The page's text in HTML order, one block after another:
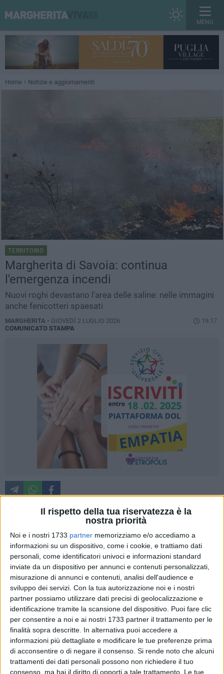
Il rispetto della tua riservatezza è la
nostra priorità
Noi e i nostri 1733 partner memorizziamo e/o accediamo a
informazioni su un dispositivo, come i cookie, e trattiamo dati
personali, come identificatori univoci e informazioni standard
inviate da un dispositivo per annunci e contenuti personalizzati,
misurazione di annunci e contenuti, analisi dell'audience e
sviluppo dei servizi. Con la tua autorizzazione noi e i nostri
partner possiamo utilizzare dati precisi di geolocalizzazione e
identificazione tramite la scansione del dispositivo. Puoi fare clic
per consentire a noi e ai nostri 1733 partner il trattamento per le
finalità sopra descritte. In alternativa puoi accedere a
informazioni più dettagliate e modificare le tue preferenze prima
di acconsentire o di negare il consenso. Si rende noto che alcuni
trattamenti dei dati personali possono non richiedere il tuo
consenso, ma hai il diritto di opporti a tale trattamento. Le tue
MENU
Home Notizie e aggiornamenti
TERRITORIO
Margherita di Savoia: continua
l'emergenza incendi
Nuovi roghi devastano l'area delle saline: nelle immagini
anche fenicotteri spaesati
MARGHERITA - GIOVEDÌ 2 LUGLIO 2026
19.17
COMUNICATO STAMPA
interessando le principali arterie di Margherita di Savoia.
Dopo il rogo documentato nella serata di ieri, a distanza di
poche ore un nuovo focolaio si è sviluppato appena fuori dal
centro abitato, lungo la strada provinciale che conduce a
Zapponeta.
Le fiamme hanno interessato la vegetazione che si estende
tra la pista ciclabile e i bacini della salina, un'area di
straordinario valore naturalistico, ricca di flora, fauna e
biodiversità. Un patrimonio ambientale che ancora una volta
è stato messo a dura prova dalla violenza del fuoco.
Nella mattinata di oggi, poco prima di mezzogiorno, qualche